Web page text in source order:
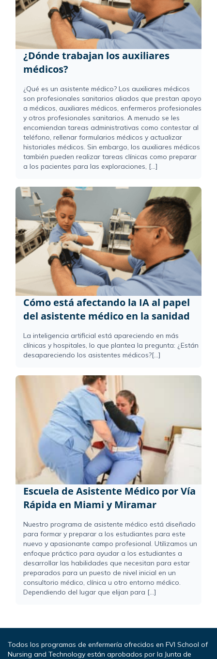
¿Dónde trabajan los auxiliares
médicos?
¿Qué es un asistente médico? Los auxiliares médicos
son profesionales sanitarios aliados que prestan apoyo
a médicos, auxiliares médicos, enfermeros profesionales
y otros profesionales sanitarios. A menudo se les
encomiendan tareas administrativas como contestar al
teléfono, rellenar formularios médicos y actualizar
historiales médicos. Sin embargo, los auxiliares médicos
también pueden realizar tareas clínicas como preparar
a los pacientes para las exploraciones, [...]
Cómo está afectando la IA al papel
del asistente médico en la sanidad
La inteligencia artificial está apareciendo en más
clínicas y hospitales, lo que plantea la pregunta: ¿Están
desapareciendo los asistentes médicos?[...]
Escuela de Asistente Médico por Vía
Rápida en Miami y Miramar
Nuestro programa de asistente médico está diseñado
para formar y preparar a los estudiantes para este
nuevo y apasionante campo profesional. Utilizamos un
enfoque práctico para ayudar a los estudiantes a
desarrollar las habilidades que necesitan para estar
preparados para un puesto de nivel inicial en un
consultorio médico, clínica u otro entorno médico.
Dependiendo del lugar que elijan para [...]
Todos los programas de enfermería ofrecidos en FVI School of
Nursing and Technology están aprobados por la Junta de